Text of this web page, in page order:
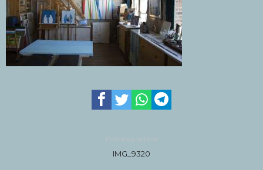
Previous article
IMG_9320